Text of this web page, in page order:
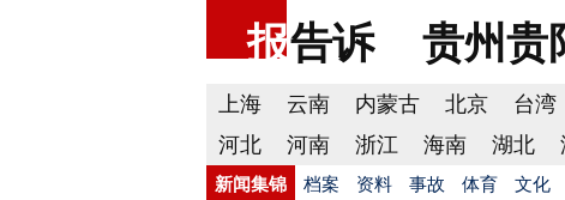
报告诉 贵州贵
上海 云南 内蒙古 北京 台湾
河北
河南 浙江 海南 湖北
新闻集锦 档案 资料 事故 体育 文化